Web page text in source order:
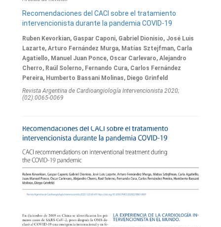
Recomendaciones del CACI sobre el tratamiento
intervencionista durante la pandemia COVID-19
Ruben Kevorkian, Gaspar Caponi, Gabriel Dionisio, José Luis
Lazarte, Arturo Fernández Murga, Matías Sztejfman, Carla
Agatiello, Manuel Juan Ponce, Oscar Carlevaro, Alejandro
Cherro, Raúl Solerno, Fernando Cura, Carlos Fernández
Pereira, Humberto Bassani Molinas, Diego Grinfeld
Revista Argentina de Cardioangiologí­a Intervencionista 2020;
(02):0065-0069